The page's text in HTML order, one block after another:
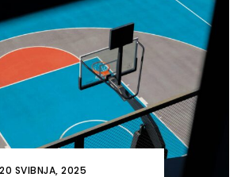
20 SVIBNJA, 2025